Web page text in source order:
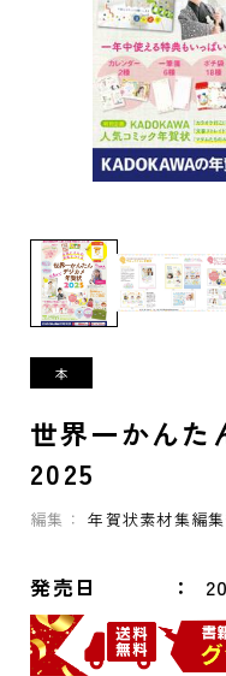
世界一かんた
2025
編集： 年賀状素材集編
発売日